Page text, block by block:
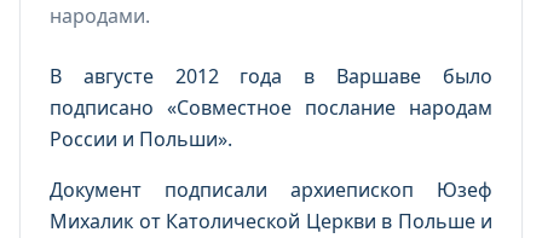
народами.
В августе 2012 года в Варшаве было
подписано «Совместное послание народам
России и Польши».
Документ подписали архиепископ Юзеф
Михалик от Католической Церкви в Польше и